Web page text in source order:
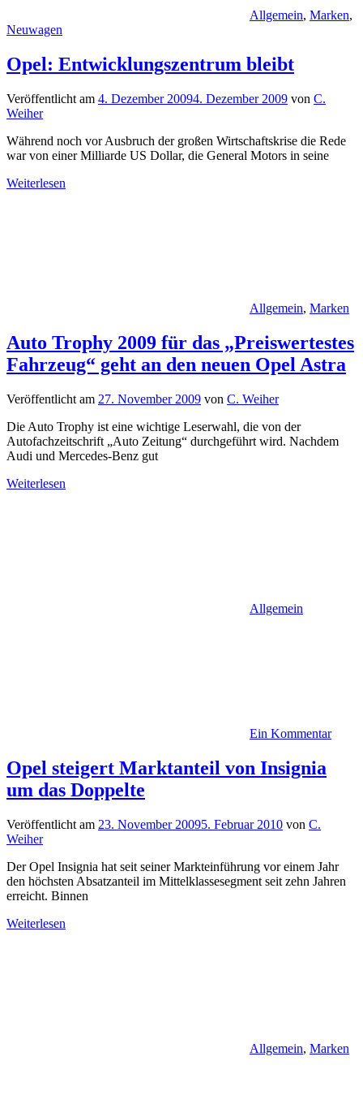
Allgemein, Marken,
Neuwagen
Opel: Entwicklungszentrum bleibt
Veröffentlicht am 4. Dezember 20094. Dezember 2009 von C.
Weiher
Während noch vor Ausbruch der großen Wirtschaftskrise die Rede
war von einer Milliarde US Dollar, die General Motors in seine
Weiterlesen
Allgemein, Marken
Auto Trophy 2009 für das „Preiswertestes
Fahrzeug“ geht an den neuen Opel Astra
Veröffentlicht am 27. November 2009 von C. Weiher
Die Auto Trophy ist eine wichtige Leserwahl, die von der
Autofachzeitschrift „Auto Zeitung“ durchgeführt wird. Nachdem
Audi und Mercedes-Benz gut
Weiterlesen
Allgemein
Ein Kommentar
Opel steigert Marktanteil von Insignia
um das Doppelte
Veröffentlicht am 23. November 20095. Februar 2010 von C.
Weiher
Der Opel Insignia hat seit seiner Markteinführung vor einem Jahr
den höchsten Absatzanteil im Mittelklassesegment seit zehn Jahren
erreicht. Binnen
Weiterlesen
Allgemein, Marken